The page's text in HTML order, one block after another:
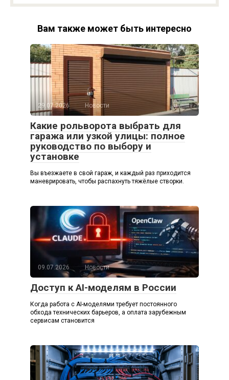
Вам также может быть интересно
29.07.2026 Новости
Какие рольворота выбрать для
гаража или узкой улицы: полное
руководство по выбору и
установке
Вы въезжаете в свой гараж, и каждый раз приходится
маневрировать, чтобы распахнуть тяжёлые створки.
09.07.2026 Новости
Доступ к AI-моделям в России
Когда работа с AI-моделями требует постоянного
обхода технических барьеров, а оплата зарубежным
сервисам становится